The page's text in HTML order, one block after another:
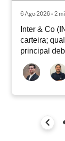
6 Ago 2026 • 2
Inter & Co
carteira;
principal